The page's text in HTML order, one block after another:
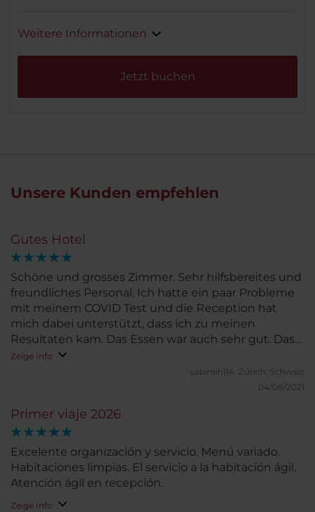
Weitere Informationen
Jetzt buchen
Unsere Kunden empfehlen
Gutes Hotel
Schöne und grosses Zimmer. Sehr hilfsbereites und
freundliches Personal. Ich hatte ein paar Probleme
mit meinem COVID Test und die Reception hat
mich dabei unterstützt, dass ich zu meinen
Resultaten kam. Das Essen war auch sehr gut. Das
WIFI war super schnell. Ich werde sicher
wiederkommen, wenn ich wieder in Quito bin.
Zeige Info
sabineh114. Zürich, Schweiz
04/08/2021
Primer viaje 2026
Excelente organización y servicio. Menú variado.
Habitaciones limpias. El servicio a la habitación ágil.
Atención ágil en recepción.
Zeige Info